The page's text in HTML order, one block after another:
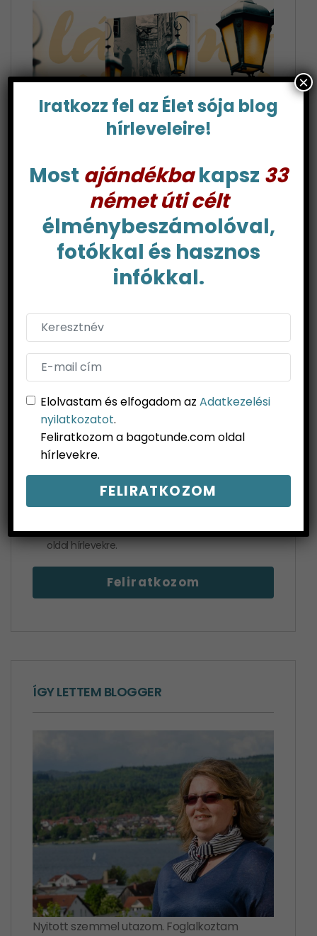
Vásárlás itt
Iratkozz fel hírlevelünkre!
Mostajándékbakapsz33 német úti célt
élménybeszámolóval, fotókkal és hasznos infókkal.
Elolvastam és elfogadom azAdatkezelési
oldal hírlevekre.
ÍGY LETTEM BLOGGER
Nyitott szemmel utazom. Foglalkoztam
Iratkozz fel az Élet sója blog
hírleveleire!
Most ajándékbakapsz 33
német úti célt
élménybeszámolóval,
fotókkal és hasznos
infókkal.
Elolvastam és elfogadom azAdatkezelési
nyilatkozatot.
Feliratkozom a bagotunde.com oldal
hírlevekre.
×